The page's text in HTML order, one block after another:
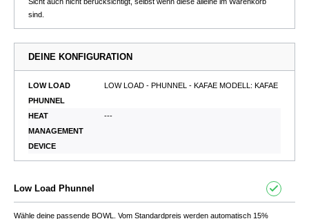
sind.
DEINE KONFIGURATION
LOW LOAD
PHUNNEL
LOW LOAD - PHUNNEL - KAFAE MODELL: KAFAE
HEAT
MANAGEMENT
DEVICE
---
Low Load Phunnel
Wähle deine passende BOWL. Vom Standardpreis werden automatisch 15%